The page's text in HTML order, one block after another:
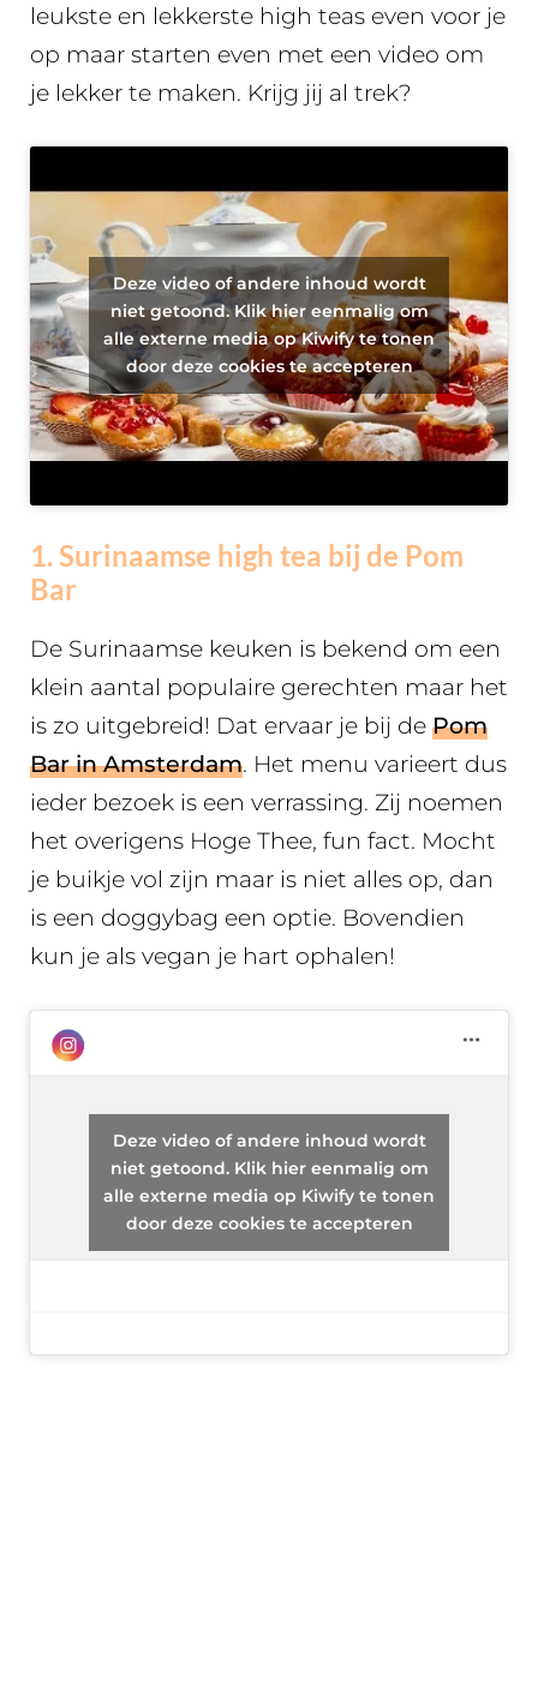
leukste en lekkerste high teas even voor je
op maar starten even met een video om
je lekker te maken. Krijg jij al trek?
Deze video of andere inhoud wordt
niet getoond. Klik hier eenmalig om
alle externe media op Kiwify te tonen
door deze cookies te accepteren
1. Surinaamse high tea bij de Pom
Bar
De Surinaamse keuken is bekend om een
klein aantal populaire gerechten maar het
is zo uitgebreid! Dat ervaar je bij de Pom
Bar in Amsterdam. Het menu varieert dus
ieder bezoek is een verrassing. Zij noemen
het overigens Hoge Thee, fun fact. Mocht
je buikje vol zijn maar is niet alles op, dan
is een doggybag een optie. Bovendien
kun je als vegan je hart ophalen!
Deze video of andere inhoud wordt
niet getoond. Klik hier eenmalig om
alle externe media op Kiwify te tonen
door deze cookies te accepteren